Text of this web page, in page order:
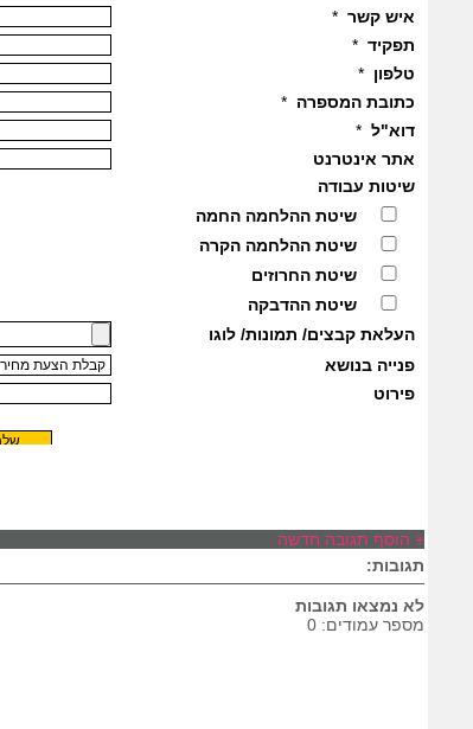
+ הוסף תגובה חדשה
תגובות:
לא נמצאו תגובות
מספר עמודים: 0